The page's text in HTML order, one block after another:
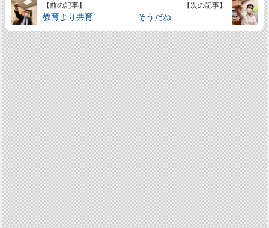
【前の記事】
教育より共育
【次の記事】
そうだね